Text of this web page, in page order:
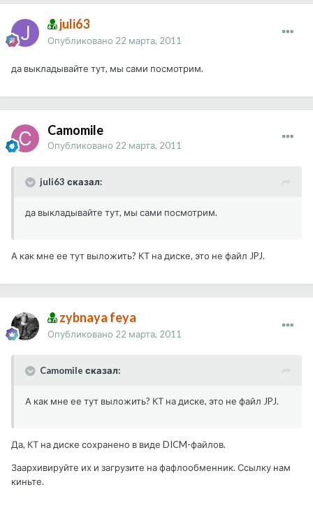
juli63
Опубликовано 22 марта, 2011
да выкладывайте тут, мы сами посмотрим.
Camomile
Опубликовано 22 марта, 2011
juli63 сказал:
да выкладывайте тут, мы сами посмотрим.
А как мне ее тут выложить? КТ на диске, это не файл JPJ.
zybnaya feya
Опубликовано 22 марта, 2011
Camomile сказал:
А как мне ее тут выложить? КТ на диске, это не файл JPJ.
Да, КТ на диске сохранено в виде DICM-файлов.
Заархивируйте их и загрузите на фафлообменник. Ссылку нам
киньте.